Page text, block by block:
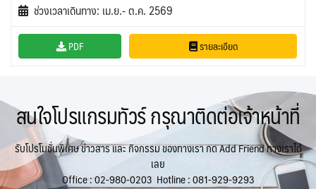
ช่วงเวลาเดินทาง: เม.ย.- ต.ค. 2569
PDF รายละเอียด
สนใจโปรแกรมทัวร์ กรุณาติดต่อเจ้าหน้าที่
รับโปรโมชั่นพิเศษ ข่าวสาร และ กิจกรรม ของทางเรา กด Add Friend ทางเราได้
เลย
Office :02-980-0203 Hotline :081-929-9293